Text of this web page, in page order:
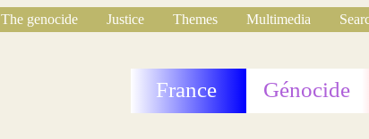
The genocide Justice Themes Multimedia
France Génocide